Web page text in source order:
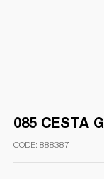
085 CESTA
888387